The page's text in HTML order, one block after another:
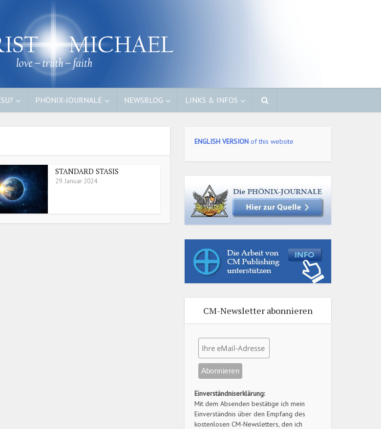
PHÖNIX-JOURNALE NEWSBLOG LINKS & INFOS
STANDARD STASIS
29. Januar 2024
ENGLISH VERSION of this website
CM-Newsletter abonnieren
Einverständniserklärung:
Mit dem Absenden bestätige ich mein
Einverständnis über den Empfang des
kostenlosen CM-Newsletters, den ich